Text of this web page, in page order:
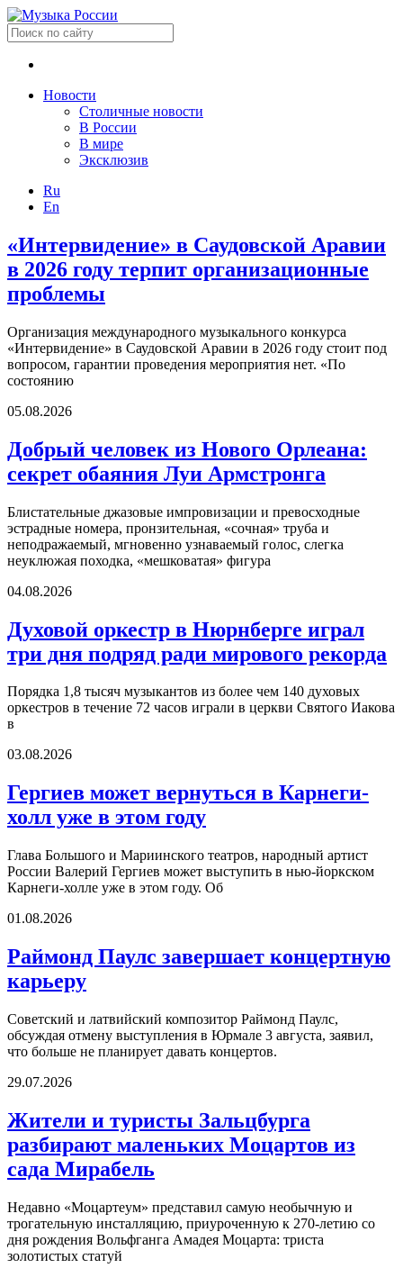
Новости
Столичные новости
В России
В мире
Эксклюзив
Ru
En
«Интервидение» в Саудовской Аравии
в 2026 году терпит организационные
проблемы
Организация международного музыкального конкурса
«Интервидение» в Саудовской Аравии в 2026 году стоит под
вопросом, гарантии проведения мероприятия нет. «По
состоянию
05.08.2026
Добрый человек из Нового Орлеана:
секрет обаяния Луи Армстронга
Блистательные джазовые импровизации и превосходные
эстрадные номера, пронзительная, «сочная» труба и
неподражаемый, мгновенно узнаваемый голос, слегка
неуклюжая походка, «мешковатая» фигура
04.08.2026
Духовой оркестр в Нюрнберге играл
три дня подряд ради мирового рекорда
Порядка 1,8 тысяч музыкантов из более чем 140 духовых
оркестров в течение 72 часов играли в церкви Святого Иакова
в
03.08.2026
Гергиев может вернуться в Карнеги-
холл уже в этом году
Глава Большого и Мариинского театров, народный артист
России Валерий Гергиев может выступить в нью-йоркском
Карнеги-холле уже в этом году. Об
01.08.2026
Раймонд Паулс завершает концертную
карьеру
Советский и латвийский композитор Раймонд Паулс,
обсуждая отмену выступления в Юрмале 3 августа, заявил,
что больше не планирует давать концертов.
29.07.2026
Жители и туристы Зальцбурга
разбирают маленьких Моцартов из
сада Мирабель
Недавно «Моцартеум» представил самую необычную и
трогательную инсталляцию, приуроченную к 270-летию со
дня рождения Вольфганга Амадея Моцарта: триста
золотистых статуй